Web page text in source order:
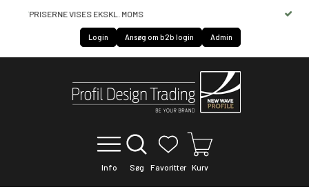
HURTIG SERVICE OF LEVERING
Login Ansøg om b2b login Admin
Info Søg Favoritter Kurv